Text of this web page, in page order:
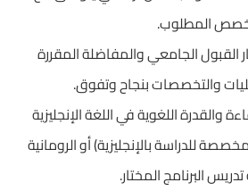
المطلوب.
القبول الجامعي والمفاضلة المقررة
والتخصصات بنجاح وتفوق.
والقدرة اللغوية في اللغة الإنجليزية
للدراسة بالإنجليزية) أو الرومانية
البرنامج المختار.